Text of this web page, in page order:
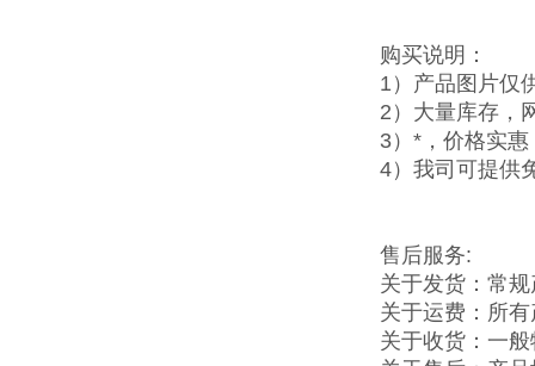
购买说明：
1）产品图片仅
2）大量库存，
3）*，价格实
4）我司可提供
售后服务:
关于发货：常
关于运费：所
关于收货：一